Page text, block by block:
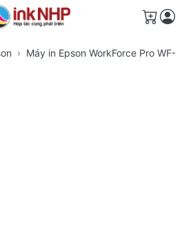
Giỏ
Máy in Epson WorkForce Pro